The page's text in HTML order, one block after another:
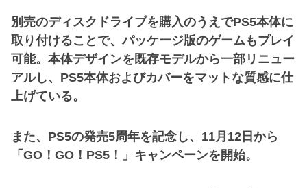
別売のディスクドライブを購入のうえでPS5本体に
取り付けることで、パッケージ版のゲームもプレイ
可能。本体デザインを既存モデルから一部リニュー
アルし、PS5本体およびカバーをマットな質感に仕
上げている。
また、PS5の発売5周年を記念し、11月12日から
「GO！GO！PS5！」キャンペーンを開始。